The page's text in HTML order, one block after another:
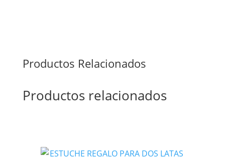
Productos Relacionados
Productos relacionados